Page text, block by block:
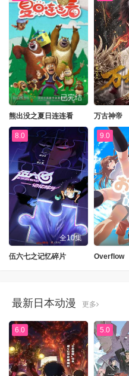
已完结
熊出没之夏日连连看 万古神帝
8.0
全10集
伍六七之记忆碎片
9.0
Overflow
最新日本动漫 更多
6.0 5.0